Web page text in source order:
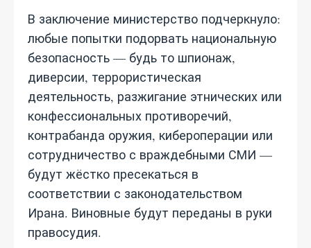
В заключение министерство подчеркнуло:
любые попытки подорвать национальную
безопасность — будь то шпионаж,
диверсии, террористическая
деятельность, разжигание этнических или
конфессиональных противоречий,
контрабанда оружия, кибероперации или
сотрудничество с враждебными СМИ —
будут жёстко пресекаться в
соответствии с законодательством
Ирана. Виновные будут переданы в руки
правосудия.